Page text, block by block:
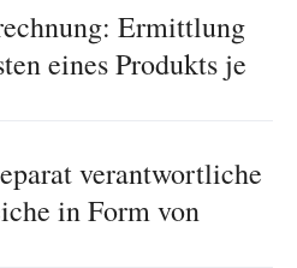
Ermittlung
eines Produkts je
verantwortliche
in Form von